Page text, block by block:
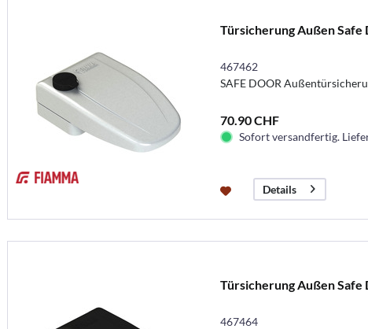
Türsicherung Außen Safe
467462
SAFE DOOR
70.90 CHF
Sofort versandfertig.
Details
Türsicherung Außen Safe
467464